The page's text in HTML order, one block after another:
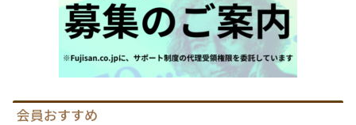
会員おすすめ